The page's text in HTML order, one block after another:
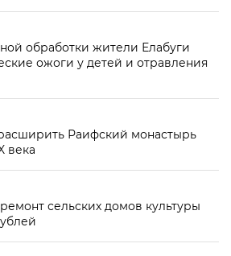
обработки жители Елабуги
ожоги у детей и отравления
расширить Раифский монастырь
века
сельских домов культуры